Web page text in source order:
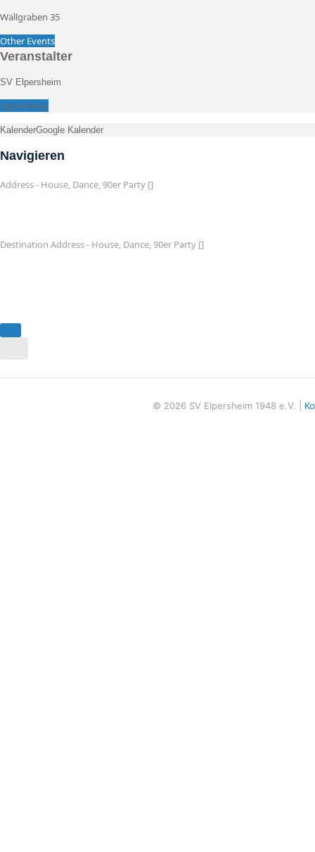
Wallgraben 35
Other Events
Veranstalter
SV Elpersheim
Learn More
KalenderGoogle Kalender
Navigieren
Address - House, Dance, 90er Party []
Destination Address - House, Dance, 90er Party []
© 2026 SV Elpersheim 1948 e.V. |